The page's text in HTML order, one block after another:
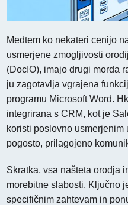
Medtem ko nekateri cenijo
usmerjene zmogljivosti
(DocIO), imajo drugi morda
ju zagotavlja vgrajena
programu Microsoft Word.
integrirana s CRM, kot je
koristi poslovno
pogosto, prilagojeno
Skratka, vsa našteta orodja
morebitne slabosti. Ključno
specifičnim zahtevam in